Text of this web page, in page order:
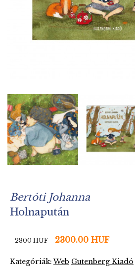
Bertóti Johanna
Holnapután
2800 HUF 2300.00 HUF
Kategóriák:Web Gutenberg Kiadó